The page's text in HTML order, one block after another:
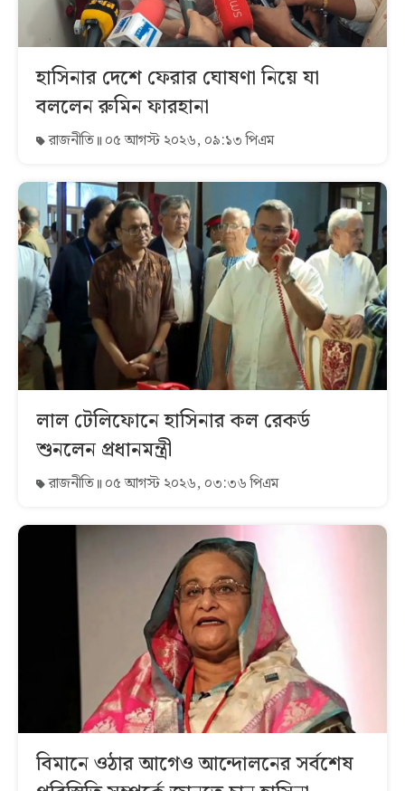
হাসিনার দেশে ফেরার ঘোষণা নিয়ে যা
বললেন রুমিন ফারহানা
রাজনীতি ০৫ আগস্ট ২০২৬, ০৯:১৩ পিএম
লাল টেলিফোনে হাসিনার কল রেকর্ড
শুনলেন প্রধানমন্ত্রী
রাজনীতি ০৫ আগস্ট ২০২৬, ০৩:৩৬ পিএম
বিমানে ওঠার আগেও আন্দোলনের সর্বশেষ